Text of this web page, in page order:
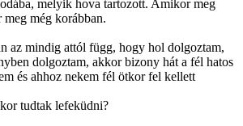
melyik hova tartozott. Amikor meg
még korábban.
az mindig attól függ, hogy hol dolgoztam,
dolgoztam, akkor bizony hát a fél hatos
és ahhoz nekem fél ötkor fel kellett
tudtak lefeküdni?